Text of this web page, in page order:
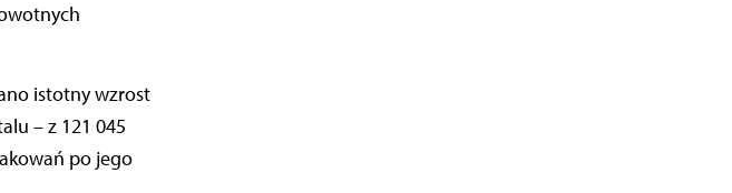
istotny wzrost
– z 121 045
po jego